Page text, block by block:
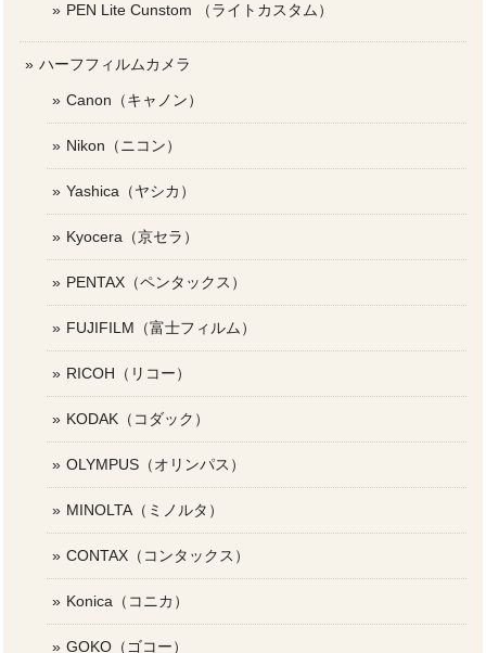
PEN Lite Cunstom （ライトカスタム）
ハーフフィルムカメラ
Canon（キャノン）
Nikon（ニコン）
Yashica（ヤシカ）
Kyocera（京セラ）
PENTAX（ペンタックス）
FUJIFILM（富士フィルム）
RICOH（リコー）
KODAK（コダック）
OLYMPUS（オリンパス）
MINOLTA（ミノルタ）
CONTAX（コンタックス）
Konica（コニカ）
GOKO（ゴコー）